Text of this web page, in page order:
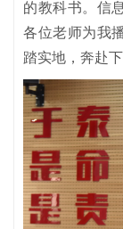
的教科书。信
各位老师为我
踏实地，奔赴